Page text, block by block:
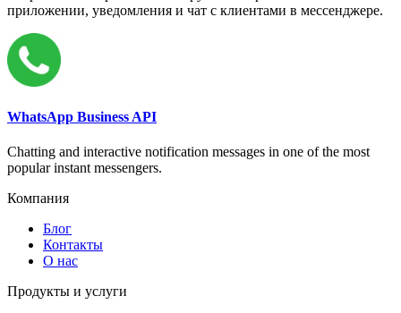
приложении, уведомления и чат с клиентами в мессенджере.
WhatsApp Business API
Chatting and interactive notification messages in one of the most
popular instant messengers.
Компания
Блог
Контакты
О нас
Продукты и услуги